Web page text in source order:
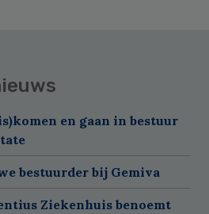
en gaan in bestuur
bestuurder bij Gemiva
Ziekenhuis benoemt